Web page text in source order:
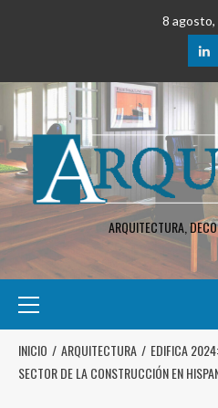
8 agosto,
ARQUITECTURA,
INICIO ARQUITECTURA
EDIFICA
SECTOR DE LA CONSTRUCCIÓN EN